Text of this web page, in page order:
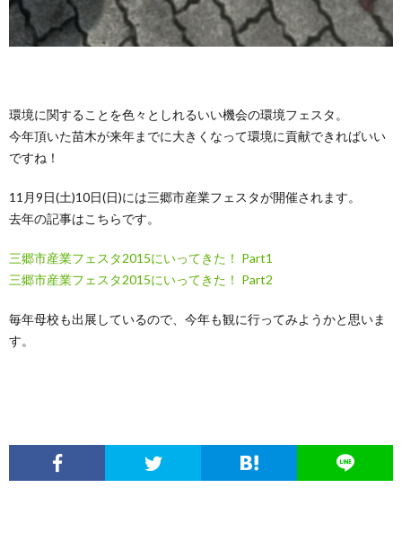
環境に関することを色々としれるいい機会の環境フェスタ。
今年頂いた苗木が来年までに大きくなって環境に貢献できればいい
ですね！
11月9日(土)10日(日)には三郷市産業フェスタが開催されます。
去年の記事はこちらです。
三郷市産業フェスタ2015にいってきた！ Part1
三郷市産業フェスタ2015にいってきた！ Part2
毎年母校も出展しているので、今年も観に行ってみようかと思いま
す。